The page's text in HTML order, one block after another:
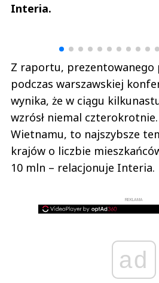
Interia.
Z raportu, prezentowanego
podczas warszawskiej
wynika, że w ciągu
wzrósł niemal
Wietnamu, to najszybsze
krajów o liczbie
10 mln – relacjonuje Interia.
REKLAMA
ad